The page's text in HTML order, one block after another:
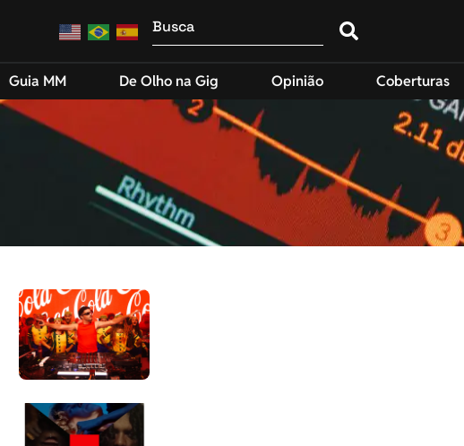
Guia MM De Olho na Gig Opinião Coberturas